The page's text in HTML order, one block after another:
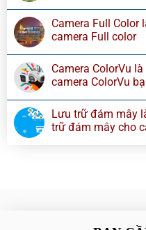
Camera Full Color
camera Full color
Camera ColorVu
camera ColorVu
Lưu trữ đám mây
trữ đám mây cho